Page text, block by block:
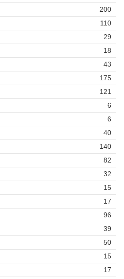
200
110
29
18
43
175
121
6
6
40
140
82
32
15
17
96
39
50
15
17